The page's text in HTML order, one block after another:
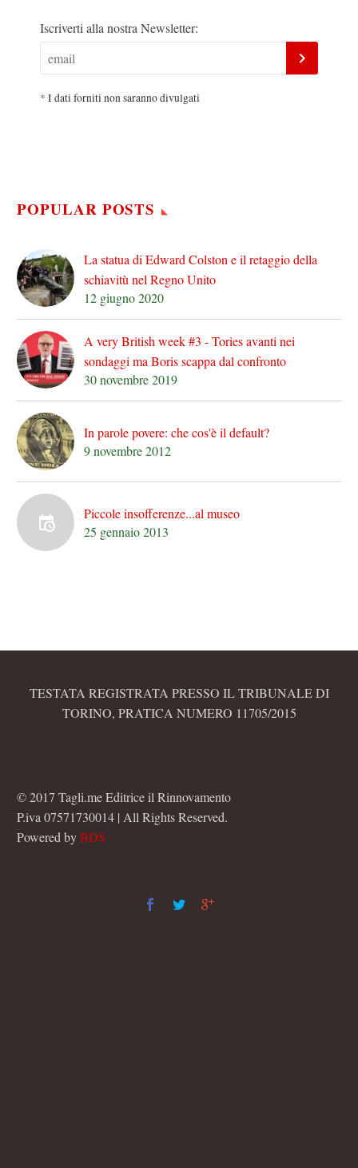
Iscriverti alla nostra Newsletter:
* I dati forniti non saranno divulgati
POPULAR POSTS
La statua di Edward Colston e il retaggio della
schiavitù nel Regno Unito
12 giugno 2020
A very British week #3 - Tories avanti nei
sondaggi ma Boris scappa dal confronto
30 novembre 2019
In parole povere: che cos'è il default?
9 novembre 2012
Piccole insofferenze...al museo
25 gennaio 2013
TESTATA REGISTRATA PRESSO IL TRIBUNALE DI
TORINO, PRATICA NUMERO 11705/2015
© 2017 Tagli.me Editrice il Rinnovamento
P.iva 07571730014 | All Rights Reserved.
Powered byBDS